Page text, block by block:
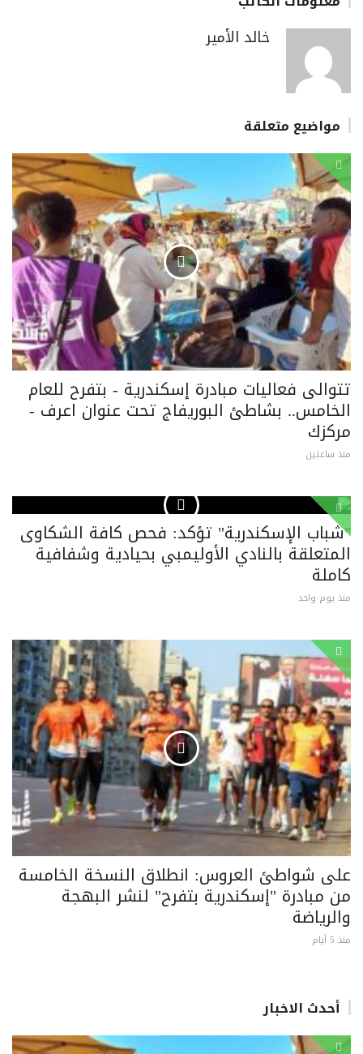
خالد الأمير
مواضيع متعلقة
تتوالى فعاليات مبادرة إسكندرية - بتفرح للعام
الخامس.. بشاطئ البوريفاج تحت عنوان اعرف -
مركزك
منذ ساعتين
"شباب الإسكندرية" تؤكد: فحص كافة الشكاوى
المتعلقة بالنادي الأوليمبي بحيادية وشفافية
كاملة
منذ يوم واحد
على شواطئ العروس: انطلاق النسخة الخامسة
من مبادرة "إسكندرية بتفرح" لنشر البهجة
والرياضة
منذ 5 أيام
أحدث الاخبار